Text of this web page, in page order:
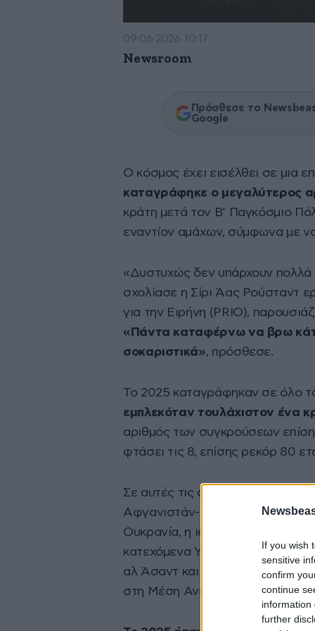
If you wish
sensitive
confirm
continue
information
further
09·06·2026 10:17
Newsroom
Πρόσθεσε το
Google
Ο κόσμος έχει εισέλθει σε μια
καταγράφηκε ο μεγαλύτερος
κράτη μετά τον Β’ Παγκόσμιο
εναντίον αμάχων, σύμφωνα με
«Δυστυχώς δεν υπάρχουν
σχολίασε η Σίρι Άας Ρούσταντ
για την Ειρήνη (PRIO),
«Πάντα καταφέρνω να βρω
σοκαριστικά», πρόσθεσε.
Το 2025 καταγράφηκαν σε όλο
εμπλεκόταν τουλάχιστον ένα
αριθμός των συγκρούσεων
φτάσει τις 8, επίσης ρεκόρ 80
Σε αυτές τις συγκρούσεις
Αφγανιστάν-Πακιστάν και
Ουκρανία, η ισραηλινή
κατεχόμενα Υψίπεδα του
αλ Άσαντ και αρκετές
στη Μέση Ανατολή.